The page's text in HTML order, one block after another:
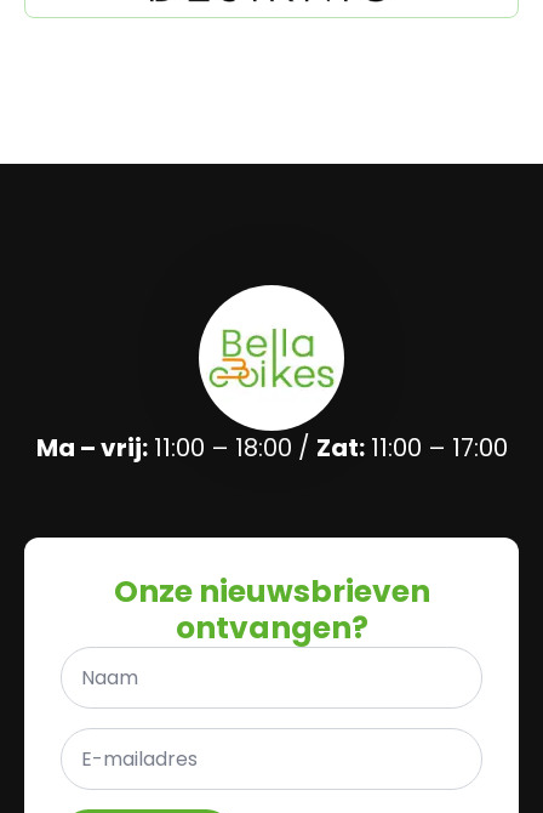
Ma – vrij:11:00 – 18:00 / Zat:11:00 – 17:00
Onze nieuwsbrieven
ontvangen?
Naam
E-
mailadres
*